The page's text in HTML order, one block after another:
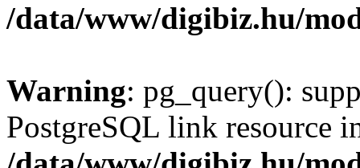
/data/www/digibiz.hu/
Warning: pg_query():
PostgreSQL link resource